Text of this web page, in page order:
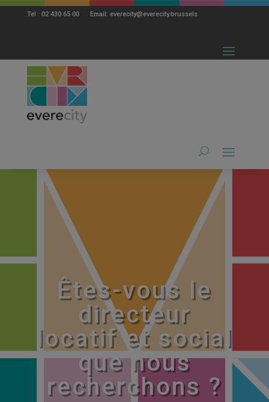
Tel : 02 430 65 00 Email: everecity@everecity.brussels
Êtes-vous le
directeur
locatif et social
que nous
recherchons ?
modal-check